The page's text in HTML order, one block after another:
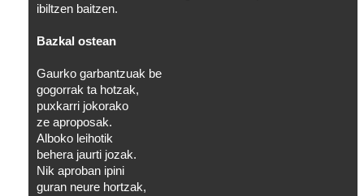
ibiltzen baitzen.
Bazkal ostean
Gaurko garbantzuak be
gogorrak ta hotzak,
puxkarri jokorako
ze aproposak.
Alboko leihotik
behera jaurti jozak.
Nik aproban ipini
guran neure hortzak,